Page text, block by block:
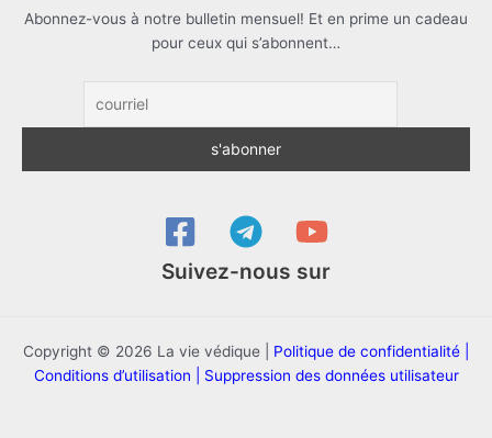
Abonnez-vous à notre bulletin mensuel! Et en prime un cadeau
pour ceux qui s’abonnent…
Suivez-nous sur
Copyright © 2026 La vie védique | Politique de confidentialité |
Conditions d’utilisation |
Suppression des données utilisateur